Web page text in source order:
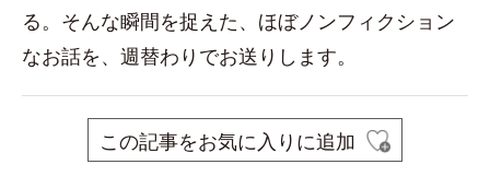
る。そんな瞬間を捉えた、ほぼノンフィクション
なお話を、週替わりでお送りします。
この記事をお気に入りに追加